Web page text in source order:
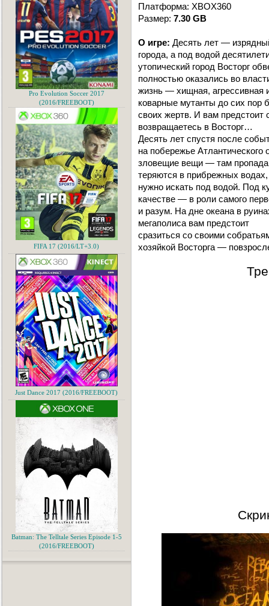
Платформа: XBOX360
Размер: 7.30 GB
О игре: Десять лет —
города, а под водой
утопический город Восторг
полностью оказались во
жизнь — хищная, агрессивная
коварные мутанты до сих пор
своих жертв. И вам предстоит
возвращаетесь в Восторг…
Десять лет спустя после
на побережье Атлантического
зловещие вещи — там
теряются в прибрежных водах,
нужно искать под водой. Под
качестве — в роли самого
и разум. На дне океана в
мегаполиса вам предстоит
сразиться со своими
хозяйкой Восторга —
Pro Evolution Soccer 2017
(2016/FREEBOOT)
FIFA 17 (2016/LT+3.0)
Just Dance 2017 (2016/FREEBOOT)
Batman: The Telltale Series Episode 1-5
(2016/FREEBOOT)